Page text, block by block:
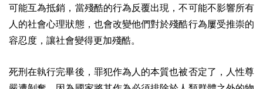
可能互為抵銷，當殘酷的行為反覆出現，不可能不影響所有
人的社會心理狀態，也會改變他們對於殘酷行為屢受推崇的
容忍度，讓社會變得更加殘酷。
死刑在執行完畢後，罪犯作為人的本質也被否定了，人性尊